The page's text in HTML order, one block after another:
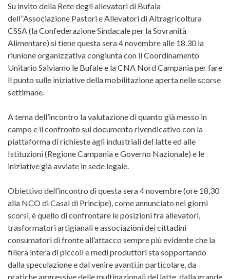
Su invito della Rete degli allevatori di Bufala
dell”Associazione Pastori e Allevatori di Altragricoltura
CSSA (la Confederazione Sindacale per la Sovranità
Alimentare) si tiene questa sera 4 novembre alle 18.30 la
riunione organizzativa congiunta con il Coordinamento
Unitario Salviamo le Bufale e la CNA Nord Campania per fare
il punto sulle iniziative della mobilitazione aperta nelle scorse
settimane.
A tema dell’incontro la valutazione di quanto già messo in
campo e il confronto sul documento rivendicativo con la
piattaforma di richieste agli industriali del latte ed alle
Istituzioni (Regione Campania e Governo Nazionale) e le
iniziative già avviate in sede legale.
Obiettivo dell’incontro di questa sera 4 novembre (ore 18,30
alla NCO di Casal di Principe), come annunciato nei giorni
scorsi, è quello di confrontare le posizioni fra allevatori,
trasformatori artigianali e associazioni dei cittadini
consumatori di fronte all’attacco sempre più evidente che la
filiera intera di piccoli e medi produttori sta sopportando
dalla speculazione e dal venire avanti,in particolare, da
pratiche aggressive delle multinazionali del latte, dalla grande